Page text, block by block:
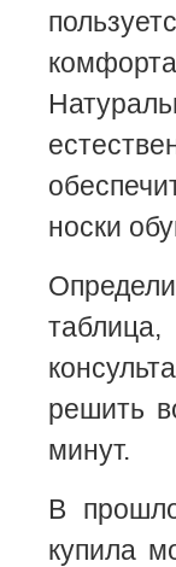
носки
решить
минут.
В
купила